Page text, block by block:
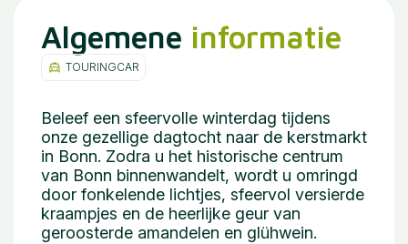
Algemene informatie
TOURINGCAR
Beleef een sfeervolle winterdag tijdens
onze gezellige dagtocht naar de kerstmarkt
in Bonn. Zodra u het historische centrum
van Bonn binnenwandelt, wordt u omringd
door fonkelende lichtjes, sfeervol versierde
kraampjes en de heerlijke geur van
geroosterde amandelen en glühwein.